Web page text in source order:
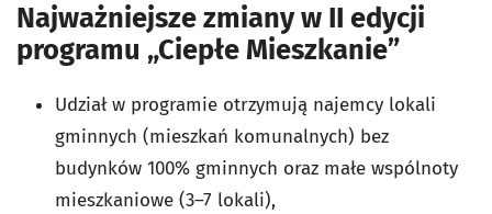
Najważniejsze zmiany w II edycji
programu „Ciepłe Mieszkanie”
Udział w programie otrzymują najemcy lokali
gminnych (mieszkań komunalnych) bez
budynków 100% gminnych oraz małe wspólnoty
mieszkaniowe (3–7 lokali),